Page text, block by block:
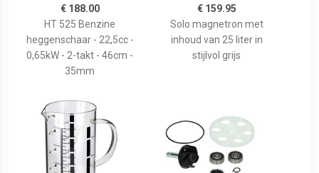
€ 188.00
HT 525 Benzine
heggenschaar - 22,5cc -
0,65kW - 2-takt - 46cm -
35mm
€ 159.95
Solo magnetron met
inhoud van 25 liter in
stijlvol grijs